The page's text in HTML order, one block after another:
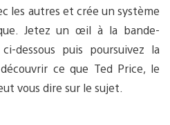
les autres et crée un système
Jetez un œil à la bande-
dessous puis poursuivez la
ce que Ted Price, le
vous dire sur le sujet.